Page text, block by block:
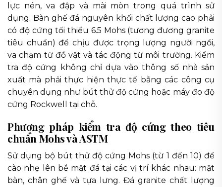
lực nén, va đập và mài mòn trong quá trình sử
dụng. Bàn ghế đá nguyên khối chất lượng cao phải
có độ cứng tối thiểu 6.5 Mohs (tương đương granite
tiêu chuẩn) để chịu được trọng lượng người ngồi,
va chạm từ đồ vật và tác động từ môi trường. Kiểm
tra độ cứng không chỉ dựa vào thông số nhà sản
xuất mà phải thực hiện thực tế bằng các công cụ
chuyên dụng như bút thử độ cứng hoặc máy đo độ
cứng Rockwell tại chỗ.
Phương pháp kiểm tra độ cứng theo tiêu
chuẩn Mohs và ASTM
Sử dụng bộ bút thử độ cứng Mohs (từ 1 đến 10) để
cào nhẹ lên bề mặt đá tại các vị trí khác nhau: mặt
bàn, chân ghế và tựa lưng. Đá granite chất lượng